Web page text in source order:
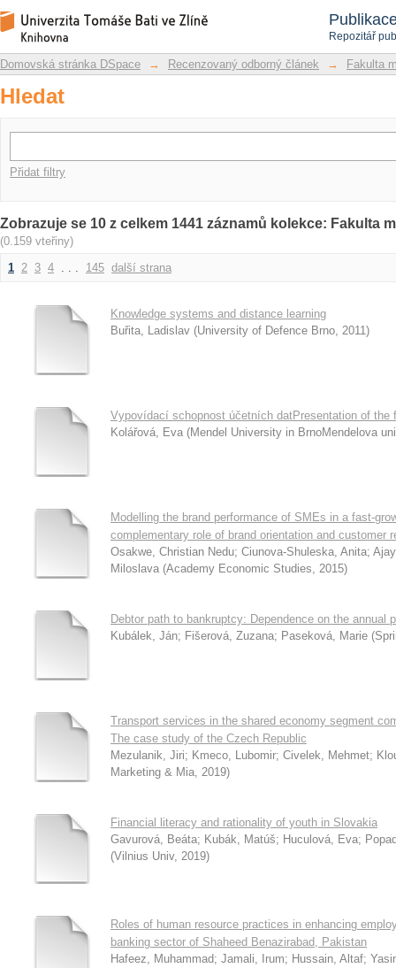
Repozitář
Hledat
Repozitář DSpace/Manakin
Domovská stránka DSpace → Recenzovaný odborný článek → Fakulta
Hledat
Přidat filtry
Zobrazuje se 10 z celkem 1441 záznamů kolekce: Fakulta
(0.159 vteřiny)
1 2 3 4 . . . 145 další strana
Knowledge systems and distance learning
Buřita, Ladislav (University of Defence Brno, 2011)
Vypovídací schopnost účetních datPresentation of the
Kolářová, Eva (Mendel University in BrnoMendelova
Modelling the brand performance of SMEs in a fast-
complementary role of brand orientation and customer
Osakwe, Christian Nedu; Ciunova-Shuleska, Anita;
Miloslava (Academy Economic Studies, 2015)
Debtor path to bankruptcy: Dependence on the annual
Kubálek, Ján; Fišerová, Zuzana; Paseková, Marie (
Transport services in the shared economy segment
The case study of the Czech Republic
Mezulanik, Jiri; Kmeco, Lubomir; Civelek, Mehmet;
Marketing & Mia, 2019)
Financial literacy and rationality of youth in Slovakia
Gavurová, Beáta; Kubák, Matúš; Huculová, Eva;
(Vilnius Univ, 2019)
Roles of human resource practices in enhancing
banking sector of Shaheed Benazirabad, Pakistan
Hafeez, Muhammad; Jamali, Irum; Hussain, Altaf;